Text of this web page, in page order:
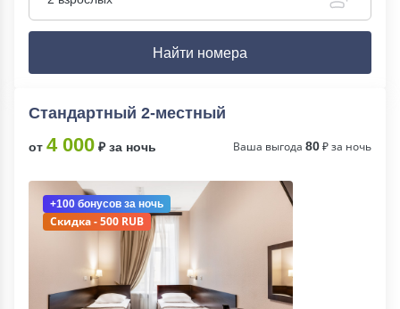
Найти номера
Стандартный 2-местный
от 4 000 ₽ за ночь Ваша выгода 80₽ за ночь
+100 бонусов за ночь
Скидка - 500 RUB